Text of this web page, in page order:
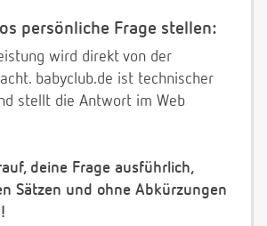
persönliche Frage stellen:
wird direkt von der
babyclub.de ist technischer
stellt die Antwort im Web
deine Frage ausführlich,
Sätzen und ohne Abkürzungen